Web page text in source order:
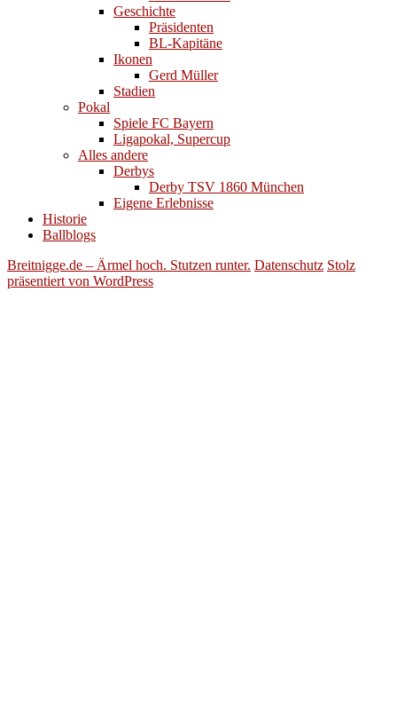
Geschichte
Präsidenten
BL-Kapitäne
Ikonen
Gerd Müller
Stadien
Pokal
Spiele FC Bayern
Ligapokal, Supercup
Alles andere
Derbys
Derby TSV 1860 München
Eigene Erlebnisse
Historie
Ballblogs
Breitnigge.de – Ärmel hoch. Stutzen runter. Datenschutz Stolz
präsentiert von WordPress